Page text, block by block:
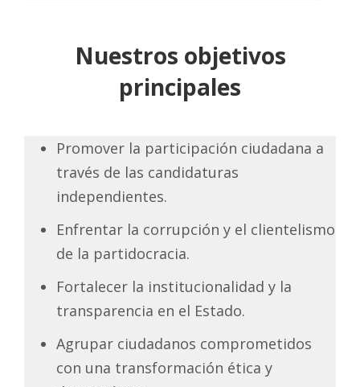
Nuestros objetivos
principales
Promover la participación ciudadana a
través de las candidaturas
independientes.
Enfrentar la corrupción y el clientelismo
de la partidocracia.
Fortalecer la institucionalidad y la
transparencia en el Estado.
Agrupar ciudadanos comprometidos
con una transformación ética y